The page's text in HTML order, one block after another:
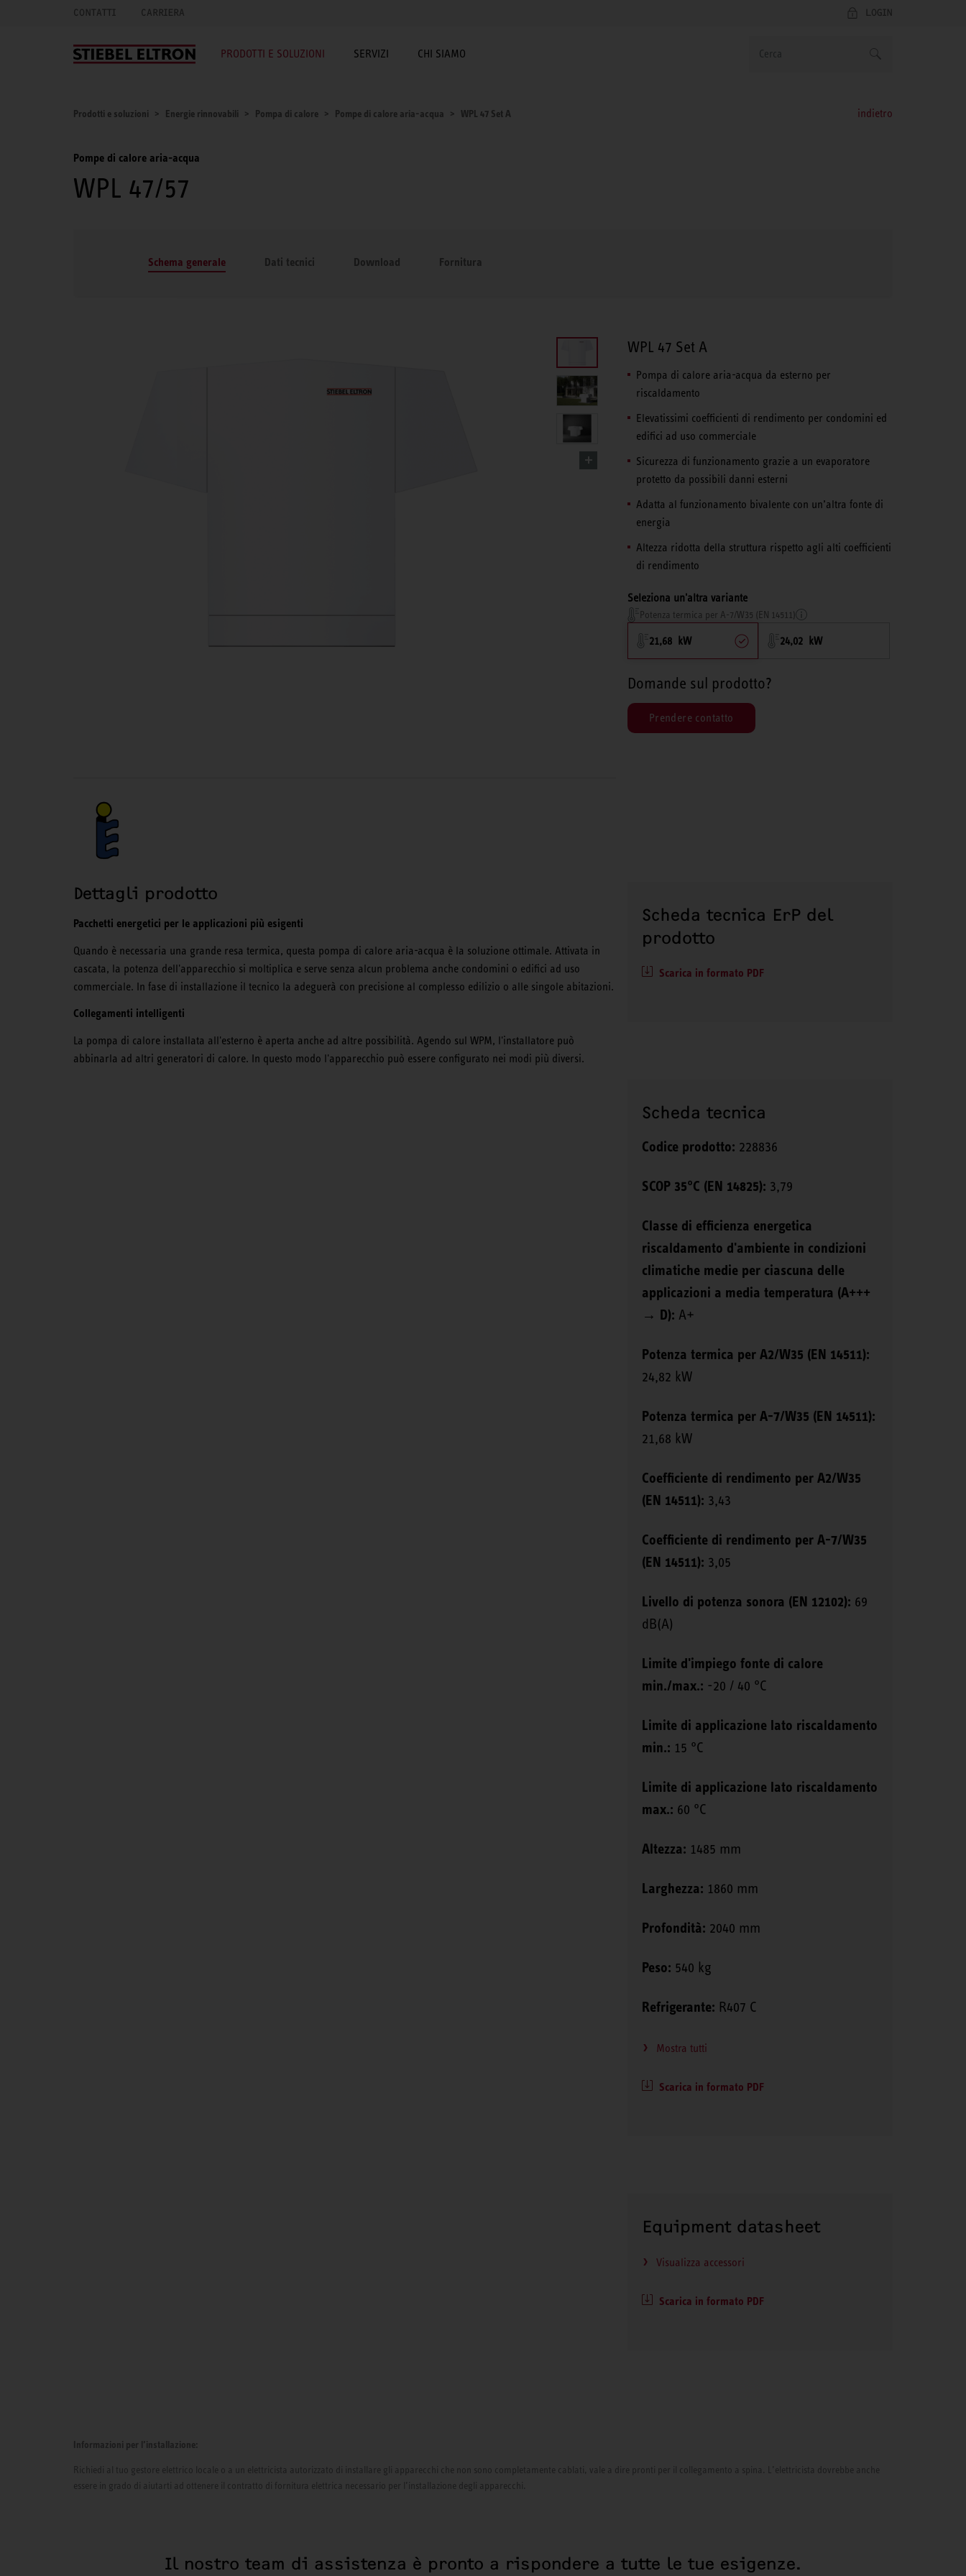
CONTATTI CARRIERA LOGIN
PRODOTTI E SOLUZIONI SERVIZI CHI SIAMO
Prodotti e soluzioni Energie rinnovabili Pompa di calore Pompe di calore aria-acqua WPL 47 Set A indietro
Pompe di calore aria-acqua
WPL 47/57
Schema generale Dati tecnici Download Fornitura
WPL 47 Set A
Pompa di calore aria-acqua da esterno per
riscaldamento
Elevatissimi coefficienti di rendimento per condomini ed
edifici ad uso commerciale
Sicurezza di funzionamento grazie a un evaporatore
protetto da possibili danni esterni
Adatta al funzionamento bivalente con un’altra fonte di
energia
Altezza ridotta della struttura rispetto agli alti coefficienti
di rendimento
Seleziona un'altra variante
Potenza termica per A-7/W35 (EN 14511)
21,68 kW 24,02 kW
Domande sul prodotto?
Prendere contatto
Dettagli prodotto
Pacchetti energetici per le applicazioni più esigenti
Quando è necessaria una grande resa termica, questa pompa di calore aria-acqua è la soluzione ottimale. Attivata in
cascata, la potenza dell'apparecchio si moltiplica e serve senza alcun problema anche condomini o edifici ad uso
commerciale. In fase di installazione il tecnico la adeguerà con precisione al complesso edilizio o alle singole abitazioni.
Collegamenti intelligenti
La pompa di calore installata all'esterno è aperta anche ad altre possibilità. Agendo sul WPM, l'installatore può
abbinarla ad altri generatori di calore. In questo modo l'apparecchio può essere configurato nei modi più diversi.
Scheda tecnica ErP del
prodotto
Scarica in formato PDF
Scheda tecnica
Codice prodotto: 228836
SCOP 35°C (EN 14825): 3,79
Classe di efficienza energetica
riscaldamento d'ambiente in condizioni
climatiche medie per ciascuna delle
applicazioni a media temperatura (A+++
→ D): A+
Potenza termica per A2/W35 (EN 14511):
24,82 kW
Potenza termica per A-7/W35 (EN 14511):
21,68 kW
Coefficiente di rendimento per A2/W35
(EN 14511): 3,43
Coefficiente di rendimento per A-7/W35
(EN 14511): 3,05
Livello di potenza sonora (EN 12102): 69
dB(A)
Limite d'impiego fonte di calore
min./max.: -20 / 40 °C
Limite di applicazione lato riscaldamento
min.: 15 °C
Limite di applicazione lato riscaldamento
max.: 60 °C
Altezza: 1485 mm
Larghezza: 1860 mm
Profondità: 2040 mm
Peso: 540 kg
Refrigerante: R407 C
Mostra tutti
Scarica in formato PDF
Equipment datasheet
Visualizza accessori
Scarica in formato PDF
Informazioni per l’installazione:
Richiedi al tuo gestore elettrico locale o a un elettricista autorizzato di installare gli apparecchi che non sono completamente cablati, vale a dire pronti per il collegamento a spina. L’elettricista dovrebbe anche
essere in grado di aiutarti ad ottenere il contratto di fornitura elettrica necessario per l’installazione degli apparecchi.
Il nostro team di assistenza è pronto a rispondere a tutte le tue esigenze.